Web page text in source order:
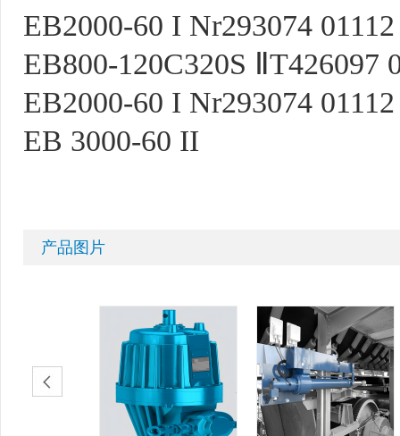
EB2000-60 I Nr293074
EB800-120C320S ⅡT426097
EB2000-60 I Nr293074
EB 3000-60 II
产品图片